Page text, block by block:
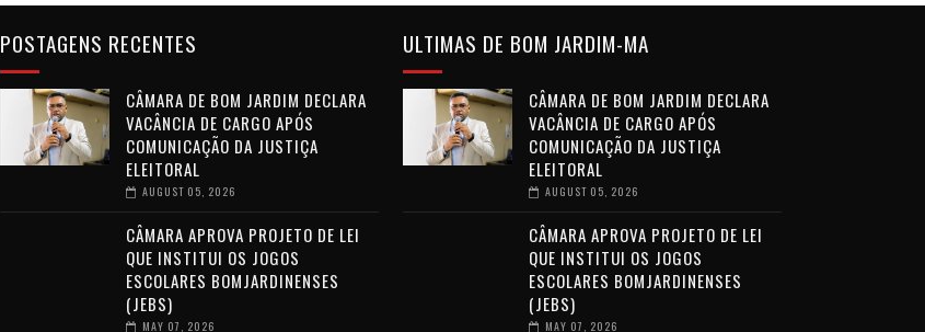
POSTAGENS RECENTES
CÂMARA DE BOM JARDIM DECLARA
VACÂNCIA DE CARGO APÓS
COMUNICAÇÃO DA JUSTIÇA
ELEITORAL
AUGUST 05, 2026
CÂMARA APROVA PROJETO DE LEI
QUE INSTITUI OS JOGOS
ESCOLARES BOMJARDINENSES
(JEBS)
MAY 07, 2026
ULTIMAS DE BOM JARDIM-MA
CÂMARA DE BOM JARDIM DECLARA
VACÂNCIA DE CARGO APÓS
COMUNICAÇÃO DA JUSTIÇA
ELEITORAL
AUGUST 05, 2026
CÂMARA APROVA PROJETO DE LEI
QUE INSTITUI OS JOGOS
ESCOLARES BOMJARDINENSES
(JEBS)
MAY 07, 2026